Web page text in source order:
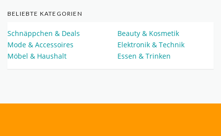
BELIEBTE KATEGORIEN
Schnäppchen & Deals
Beauty & Kosmetik
Mode & Accessoires
Elektronik & Technik
Möbel & Haushalt
Essen & Trinken